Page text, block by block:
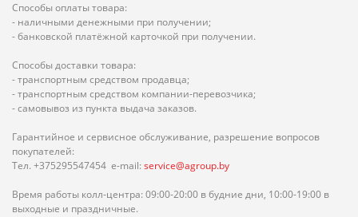
Способы оплаты товара:
- наличными денежными при получении;
- банковской платёжной карточкой при получении.
Способы доставки товара:
- транспортным средством продавца;
- транспортным средством компании-перевозчика;
- самовывоз из пункта выдача заказов.
Гарантийное и сервисное обслуживание, разрешение вопросов
покупателей:
Тел. +375295547454 e-mail: service@agroup.by
Время работы колл-центра: 09:00-20:00 в будние дни, 10:00-19:00 в
выходные и праздничные.